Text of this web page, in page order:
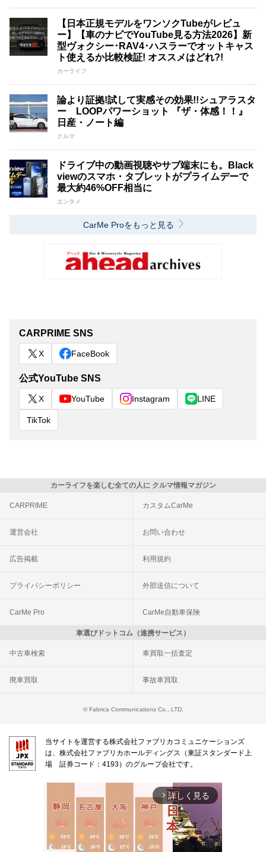
【日本正規モデルをワンソクTubeがレビュ
ー】【車のナビでYouTube見る方法2026】新
型ヴォクシー･RAV4･ハスラーでオットキャス
ト使えるか比較検証! オススメはどれ?!
カーライフ
論より証拠!試して実感その効果!!シュアラスタ
ー LOOPパワーショット 『ザ・体感！！』
日産・ノート編
クルマ
ドライブ中の動画視聴やサブ端末にも。Black
viewのスマホ・タブレットがプライムデーで
最大約46%OFF相当に
エンタメ
CarMe Proをもっと見る
CARPRIME SNS
X FaceBook
公式YouTube SNS
X YouTube Instagram LINE
TikTok
カーライフを楽しむ全ての人に クルマ情報マガジン
CARPRIME カスタムCarMe
運営会社 お問い合わせ
広告掲載 利用規約
プライバシーポリシー 外部送信について
CarMe Pro CarMe自動車保険
車選びドットコム（連携サービス）
中古車検索 車買取一括査定
廃車買取 事故車買取
© Fabrica Communications Co., LTD.
当サイトを運営する株式会社ファブリカコミュニケーションズ
は、株式会社ファブリカホールディングス（東証スタンダード上
場 証券コード：4193）のグループ会社です。
arrow_forward_ios 詳しく見る